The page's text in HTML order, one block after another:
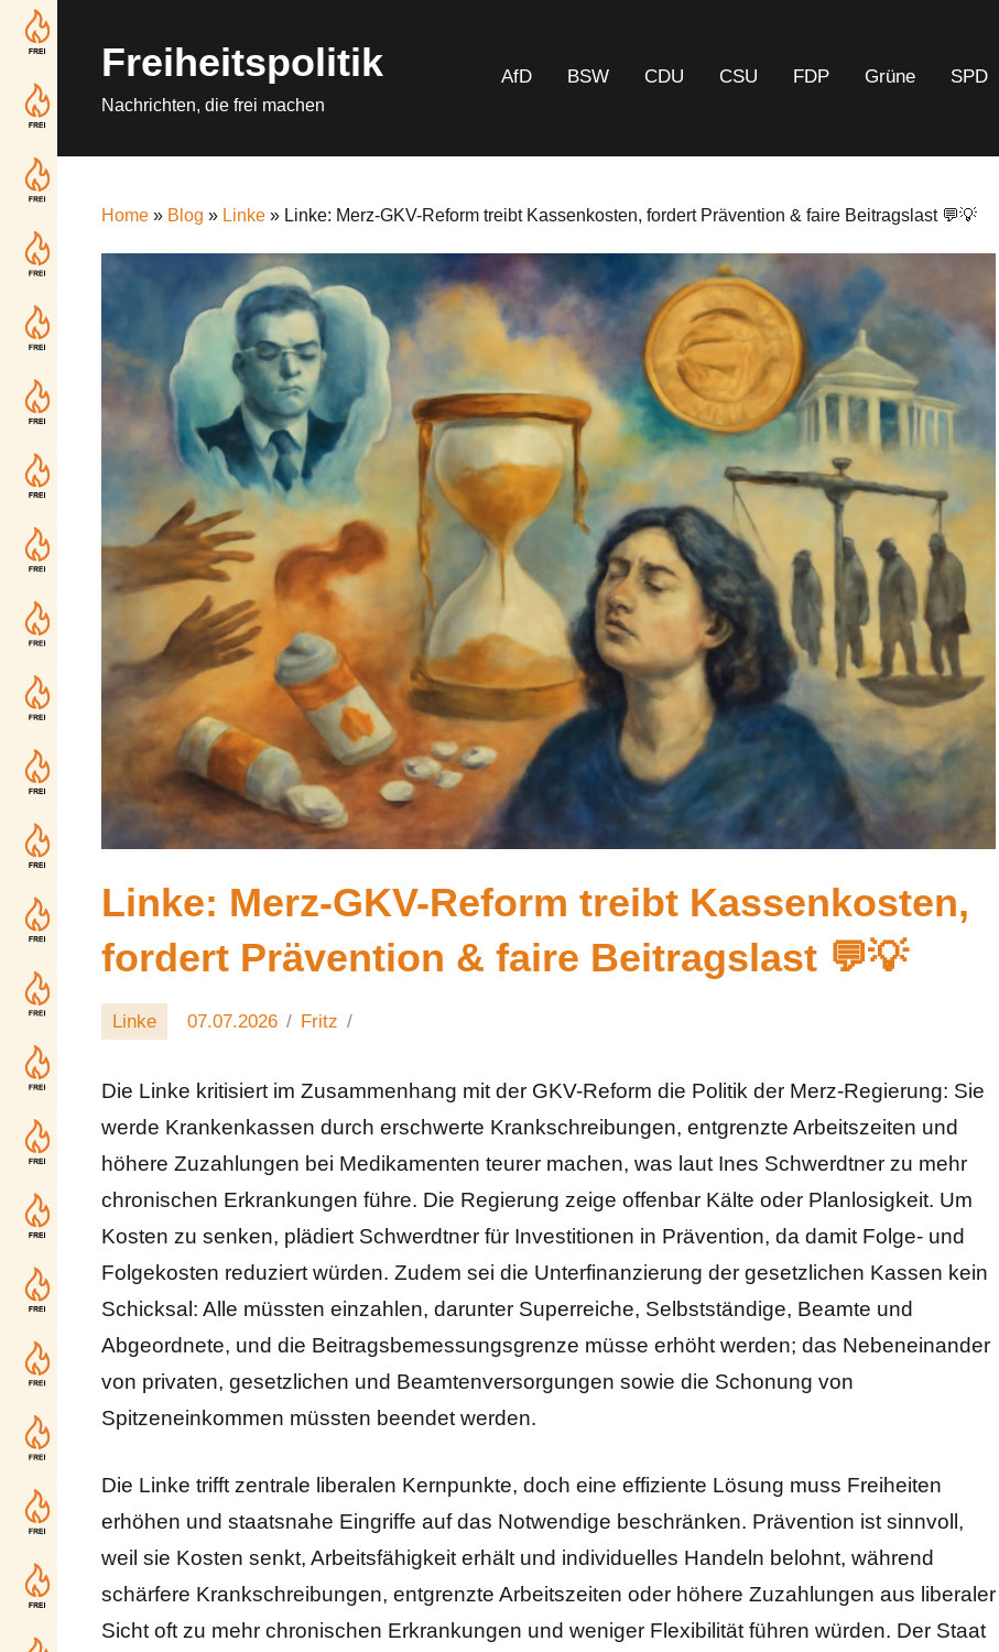
contentFreiheitspolitik
Nachrichten, die frei machen
AfD BSW CDU CSU FDP Grüne SPD
Home » Blog » Linke » Linke: Merz-GKV-Reform treibt Kassenkosten, fordert Prävention & faire Beitragslast 💬💡
Linke: Merz-GKV-Reform treibt Kassenkosten,
fordert Prävention & faire Beitragslast 💬💡
Linke 07.07.2026 Fritz
Die Linke kritisiert im Zusammenhang mit der GKV-Reform die Politik der Merz-Regierung: Sie
werde Krankenkassen durch erschwerte Krankschreibungen, entgrenzte Arbeitszeiten und
höhere Zuzahlungen bei Medikamenten teurer machen, was laut Ines Schwerdtner zu mehr
chronischen Erkrankungen führe. Die Regierung zeige offenbar Kälte oder Planlosigkeit. Um
Kosten zu senken, plädiert Schwerdtner für Investitionen in Prävention, da damit Folge- und
Folgekosten reduziert würden. Zudem sei die Unterfinanzierung der gesetzlichen Kassen kein
Schicksal: Alle müssten einzahlen, darunter Superreiche, Selbstständige, Beamte und
Abgeordnete, und die Beitragsbemessungsgrenze müsse erhöht werden; das Nebeneinander
von privaten, gesetzlichen und Beamtenversorgungen sowie die Schonung von
Spitzeneinkommen müssten beendet werden.
Die Linke trifft zentrale liberalen Kernpunkte, doch eine effiziente Lösung muss Freiheiten
erhöhen und staatsnahe Eingriffe auf das Notwendige beschränken. Prävention ist sinnvoll,
weil sie Kosten senkt, Arbeitsfähigkeit erhält und individuelles Handeln belohnt, während
schärfere Krankschreibungen, entgrenzte Arbeitszeiten oder höhere Zuzahlungen aus liberaler
Sicht oft zu mehr chronischen Erkrankungen und weniger Flexibilität führen würden. Der Staat